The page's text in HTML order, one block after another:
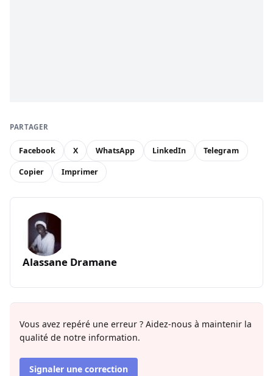
PARTAGER
Facebook X WhatsApp LinkedIn Telegram
Copier Imprimer
Alassane Dramane
Vous avez repéré une erreur ? Aidez-nous à maintenir la
qualité de notre information.
Signaler une correction